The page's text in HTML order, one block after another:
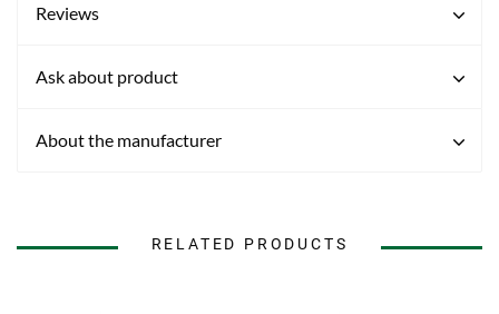
Reviews
Ask about product
About the manufacturer
RELATED PRODUCTS